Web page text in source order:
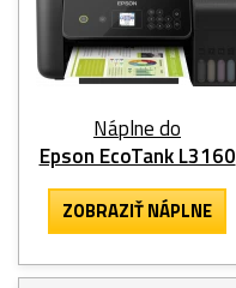
Náplne do
Epson EcoTank L3160
ZOBRAZIŤ NÁPLNE